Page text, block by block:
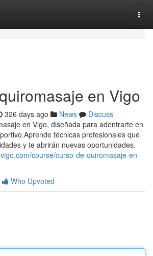
en Vigo
326 days ago News
Discuss
en Vigo, diseñada para adentrarte en
técnicas profesionales que
y te abrirán nuevas oportunidades.
course/curso-de-quiromasaje-en-
Who Upvoted